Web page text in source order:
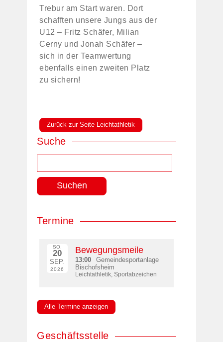
Trebur am Start waren. Dort
schafften unsere Jungs aus der
U12 – Fritz Schäfer, Milian
Cerny und Jonah Schäfer –
sich in der Teamwertung
ebenfalls einen zweiten Platz
zu sichern!
Zurück zur Seite Leichtathletik
Suche
nach:
Termine
SO.
20
SEP.
2026
Bewegungsmeile
13:00
Gemeindesportanlage
Bischofsheim
Leichtathletik, Sportabzeichen
Alle Termine anzeigen
Geschäftsstelle